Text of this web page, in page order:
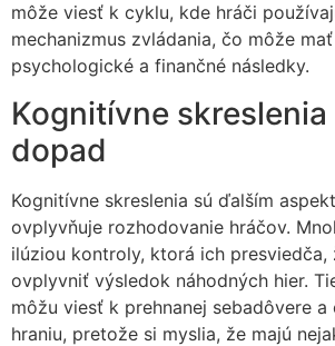
môže viesť k cyklu, kde hráči
mechanizmus zvládania, čo môže
psychologické a finančné následky.
Kognitívne skreslenia
dopad
Kognitívne skreslenia sú ďalším
ovplyvňuje rozhodovanie hráčov.
ilúziou kontroly, ktorá ich presviedča,
ovplyvniť výsledok náhodných hier.
môžu viesť k prehnanej sebadôvere a
hraniu, pretože si myslia, že majú